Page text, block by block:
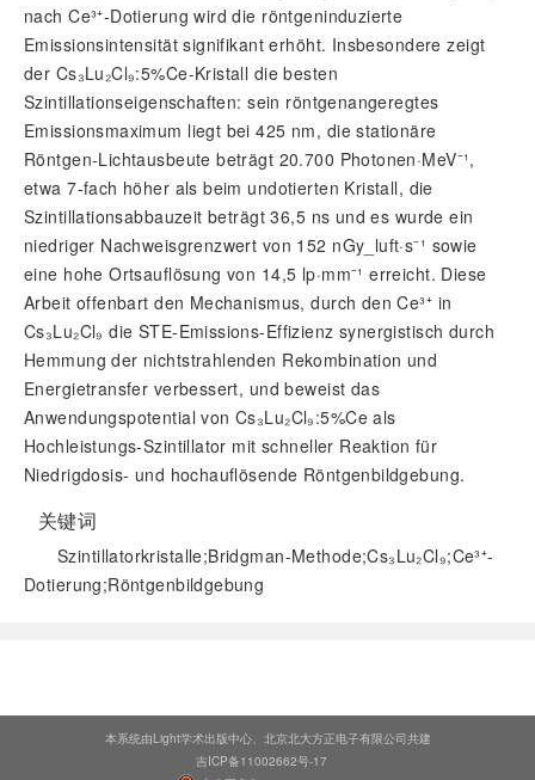
nach Ce³⁺-Dotierung wird die röntgeninduzierte
Emissionsintensität signifikant erhöht. Insbesondere zeigt
der Cs₃Lu₂Cl₉:5%Ce-Kristall die besten
Szintillationseigenschaften: sein röntgenangeregtes
Emissionsmaximum liegt bei 425 nm, die stationäre
Röntgen-Lichtausbeute beträgt 20.700 Photonen·MeV⁻¹,
etwa 7-fach höher als beim undotierten Kristall, die
Szintillationsabbauzeit beträgt 36,5 ns und es wurde ein
niedriger Nachweisgrenzwert von 152 nGy_luft·s⁻¹ sowie
eine hohe Ortsauflösung von 14,5 lp·mm⁻¹ erreicht. Diese
Arbeit offenbart den Mechanismus, durch den Ce³⁺ in
Cs₃Lu₂Cl₉ die STE-Emissions-Effizienz synergistisch durch
Hemmung der nichtstrahlenden Rekombination und
Energietransfer verbessert, und beweist das
Anwendungspotential von Cs₃Lu₂Cl₉:5%Ce als
Hochleistungs-Szintillator mit schneller Reaktion für
Niedrigdosis- und hochauflösende Röntgenbildgebung.
关键词
Szintillatorkristalle;Bridgman-Methode;Cs₃Lu₂Cl₉;Ce³⁺-
Dotierung;Röntgenbildgebung
本系统由Light学术出版中心、北京北大方正电子有限公司共建
吉ICP备11002662号-17